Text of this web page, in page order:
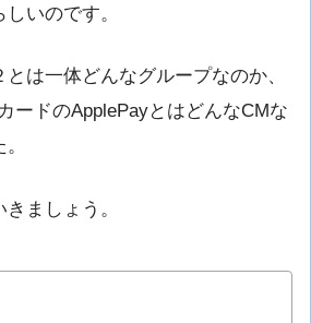
いのです。
は一体どんなグループなのか、
ードのApplePayとはどんなCMな
ましょう。